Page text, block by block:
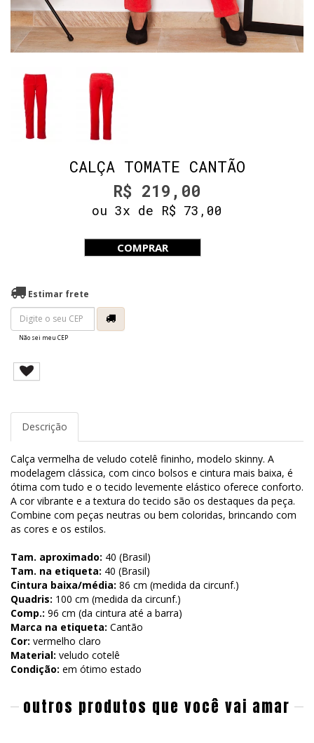
CALÇA TOMATE CANTÃO
R$ 219,00
ou 3x de R$ 73,00
COMPRAR
Estimar frete
Não sei meu CEP
Descrição
Calça vermelha de veludo cotelê fininho, modelo skinny. A
modelagem clássica, com cinco bolsos e cintura mais baixa, é
ótima com tudo e o tecido levemente elástico oferece conforto.
A cor vibrante e a textura do tecido são os destaques da peça.
Combine com peças neutras ou bem coloridas, brincando com
as cores e os estilos.
Tam. aproximado: 40 (Brasil)
Tam. na etiqueta: 40 (Brasil)
Cintura baixa/média: 86 cm (medida da circunf.)
Quadris: 100 cm (medida da circunf.)
Comp.: 96 cm (da cintura até a barra)
Marca na etiqueta: Cantão
Cor: vermelho claro
Material: veludo cotelê
Condição: em ótimo estado
outros produtos que você vai amar